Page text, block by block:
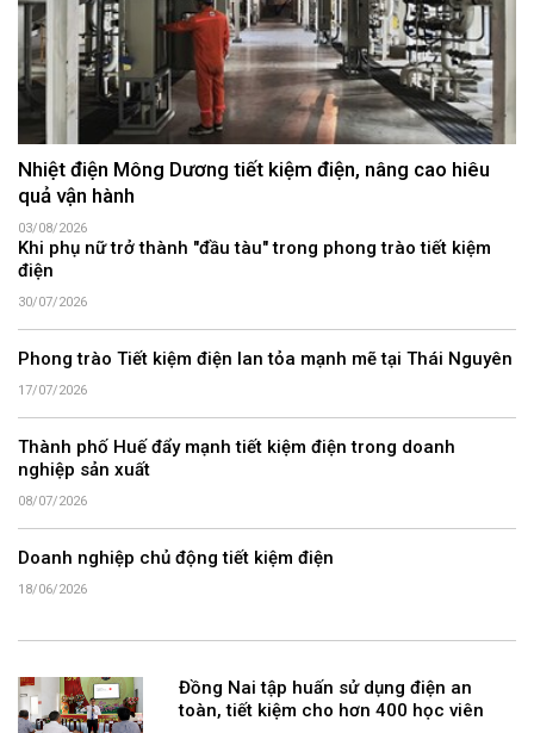
Nhiệt điện Mông Dương tiết kiệm điện, nâng cao hiêu
quả vận hành
03/08/2026
Khi phụ nữ trở thành "đầu tàu" trong phong trào tiết kiệm
điện
30/07/2026
Phong trào Tiết kiệm điện lan tỏa mạnh mẽ tại Thái Nguyên
17/07/2026
Thành phố Huế đẩy mạnh tiết kiệm điện trong doanh
nghiệp sản xuất
08/07/2026
Doanh nghiệp chủ động tiết kiệm điện
18/06/2026
Đồng Nai tập huấn sử dụng điện an
toàn, tiết kiệm cho hơn 400 học viên